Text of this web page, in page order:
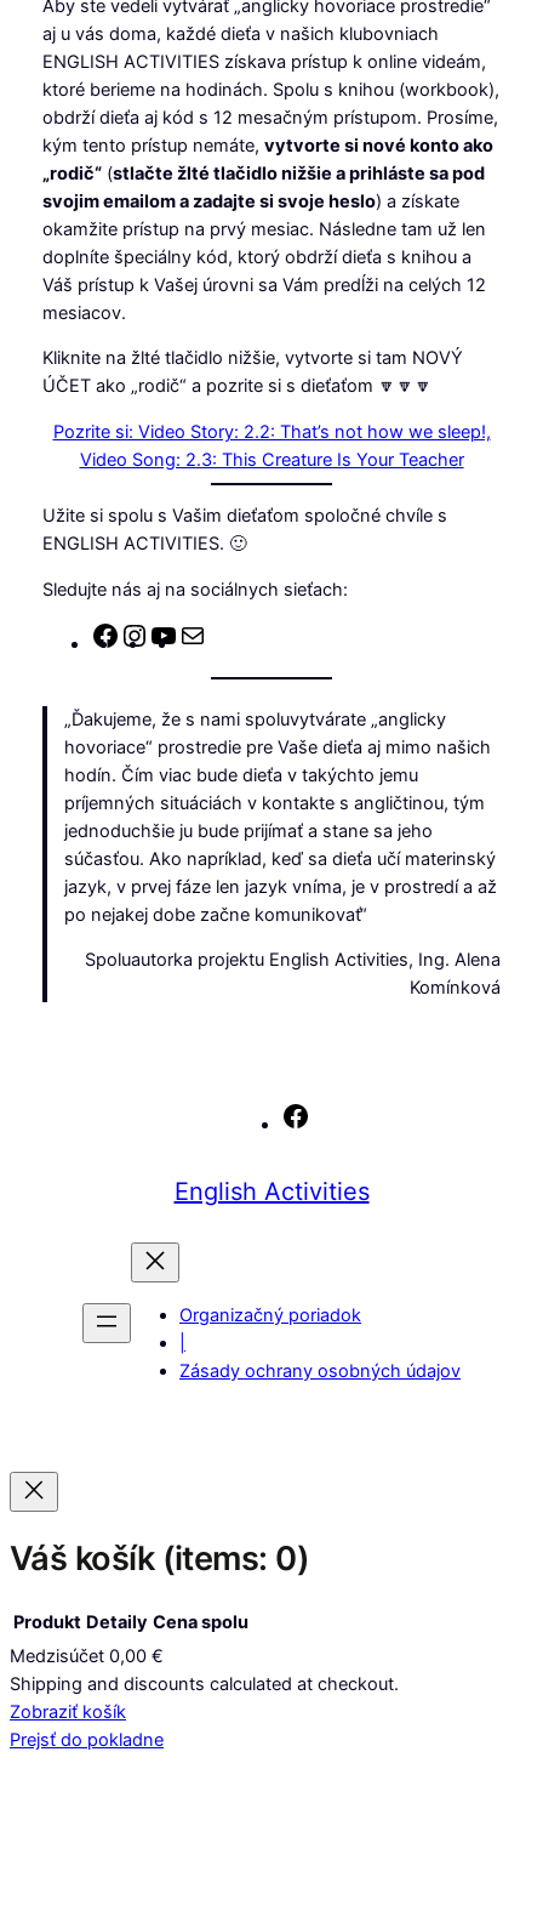
Aby ste vedeli vytvárať „anglicky hovoriace prostredie“
aj u vás doma, každé dieťa v našich klubovniach
ENGLISH ACTIVITIES získava prístup k online videám,
ktoré berieme na hodinách. Spolu s knihou (workbook),
obdrží dieťa aj kód s 12 mesačným prístupom. Prosíme,
kým tento prístup nemáte, vytvorte si nové konto ako
„rodič“(stlačte žlté tlačidlo nižšie a prihláste sa pod
svojim emailom a zadajte si svoje heslo) a získate
okamžite prístup na prvý mesiac. Následne tam už len
doplníte špeciálny kód, ktorý obdrží dieťa s knihou a
Váš prístup k Vašej úrovni sa Vám predĺži na celých 12
mesiacov.
Kliknite na žlté tlačidlo nižšie, vytvorte si tam NOVÝ
ÚČET ako „rodič“ a pozrite si s dieťaťom 🔽🔽🔽
Pozrite si: Video Story: 2.2: That’s not how we sleep!,
Video Song: 2.3: This Creature Is Your Teacher
Užite si spolu s Vašim dieťaťom spoločné chvíle s
ENGLISH ACTIVITIES. 🙂
Sledujte nás aj na sociálnych sieťach:
Facebook
Instagram
YouTube
„Ďakujeme, že s nami spoluvytvárate „anglicky
hovoriace“ prostredie pre Vaše dieťa aj mimo našich
hodín. Čím viac bude dieťa v takýchto jemu
príjemných situáciách v kontakte s angličtinou, tým
jednoduchšie ju bude prijímať a stane sa jeho
súčasťou. Ako napríklad, keď sa dieťa učí materinský
jazyk, v prvej fáze len jazyk vníma, je v prostredí a až
po nejakej dobe začne komunikovať“
Spoluautorka projektu English Activities, Ing. Alena
Komínková
English Activities
Organizačný poriadok
Zásady ochrany osobných údajov
Váš košík (items: 0)
Produkty
v
košíku
Produkt Detaily Cena spolu
Medzisúčet 0,00 €
Shipping and discounts calculated at checkout.
Zobraziť košík
Prejsť do pokladne